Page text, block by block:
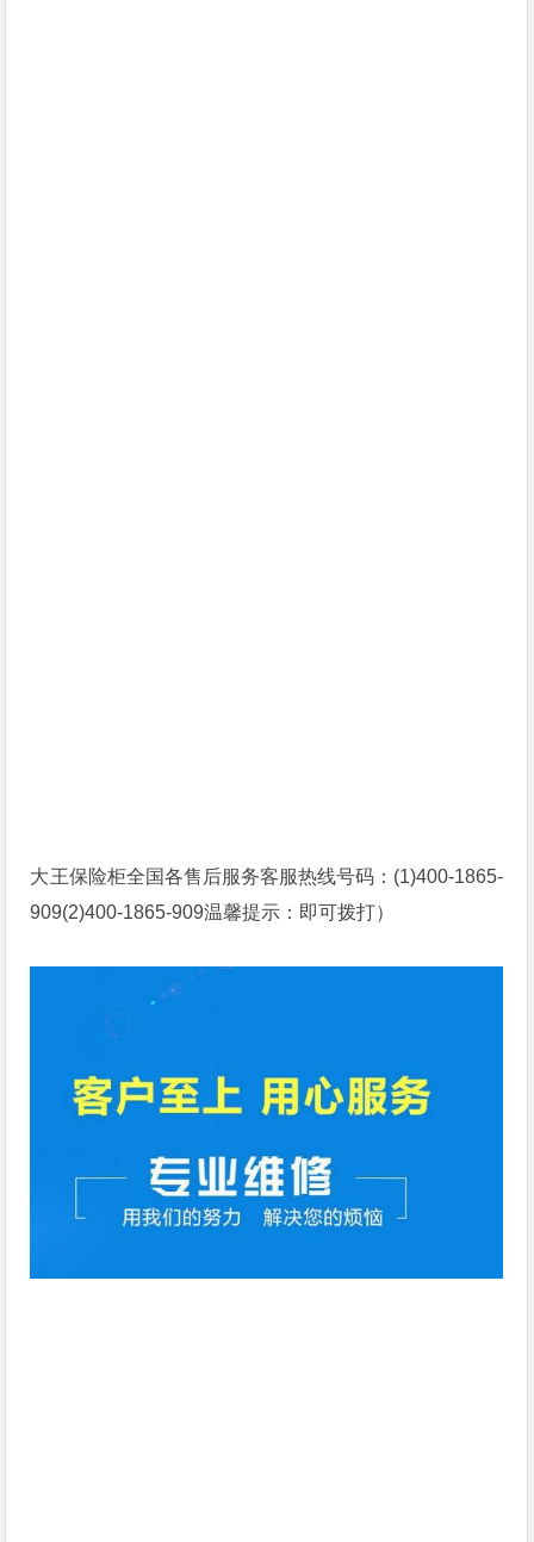
大王保险柜全国各售后服务客服热线号码：(1)400-1865-
909(2)400-1865-909温馨提示：即可拨打）